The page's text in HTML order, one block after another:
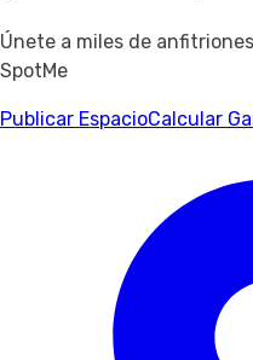
Únete a miles de
SpotMe
Publicar EspacioCalcular